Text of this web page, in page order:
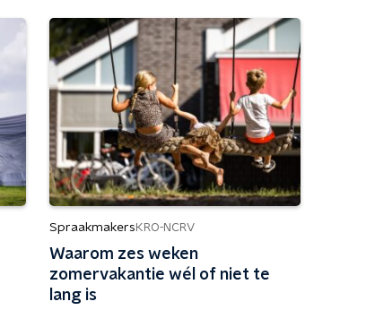
Spraakmakers KRO-NCRV
Waarom zes weken
zomervakantie wél of niet te
lang is